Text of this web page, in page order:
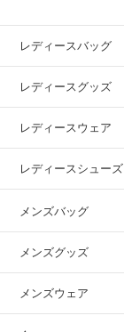
レディースバッグ
レディースグッズ
レディースウェア
レディースシューズ
メンズバッグ
メンズグッズ
メンズウェア